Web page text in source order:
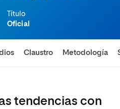
Título
Oficial
Claustro Metodología
tendencias con